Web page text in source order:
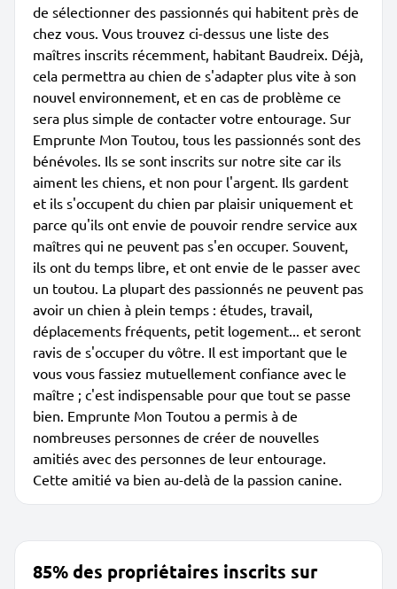
de sélectionner des passionnés qui habitent près de
chez vous. Vous trouvez ci-dessus une liste des
maîtres inscrits récemment, habitant Baudreix. Déjà,
cela permettra au chien de s'adapter plus vite à son
nouvel environnement, et en cas de problème ce
sera plus simple de contacter votre entourage. Sur
Emprunte Mon Toutou, tous les passionnés sont des
bénévoles. Ils se sont inscrits sur notre site car ils
aiment les chiens, et non pour l'argent. Ils gardent
et ils s'occupent du chien par plaisir uniquement et
parce qu'ils ont envie de pouvoir rendre service aux
maîtres qui ne peuvent pas s'en occuper. Souvent,
ils ont du temps libre, et ont envie de le passer avec
un toutou. La plupart des passionnés ne peuvent pas
avoir un chien à plein temps : études, travail,
déplacements fréquents, petit logement... et seront
ravis de s'occuper du vôtre. Il est important que le
vous vous fassiez mutuellement confiance avec le
maître ; c'est indispensable pour que tout se passe
bien. Emprunte Mon Toutou a permis à de
nombreuses personnes de créer de nouvelles
amitiés avec des personnes de leur entourage.
Cette amitié va bien au-delà de la passion canine.
85% des propriétaires inscrits sur